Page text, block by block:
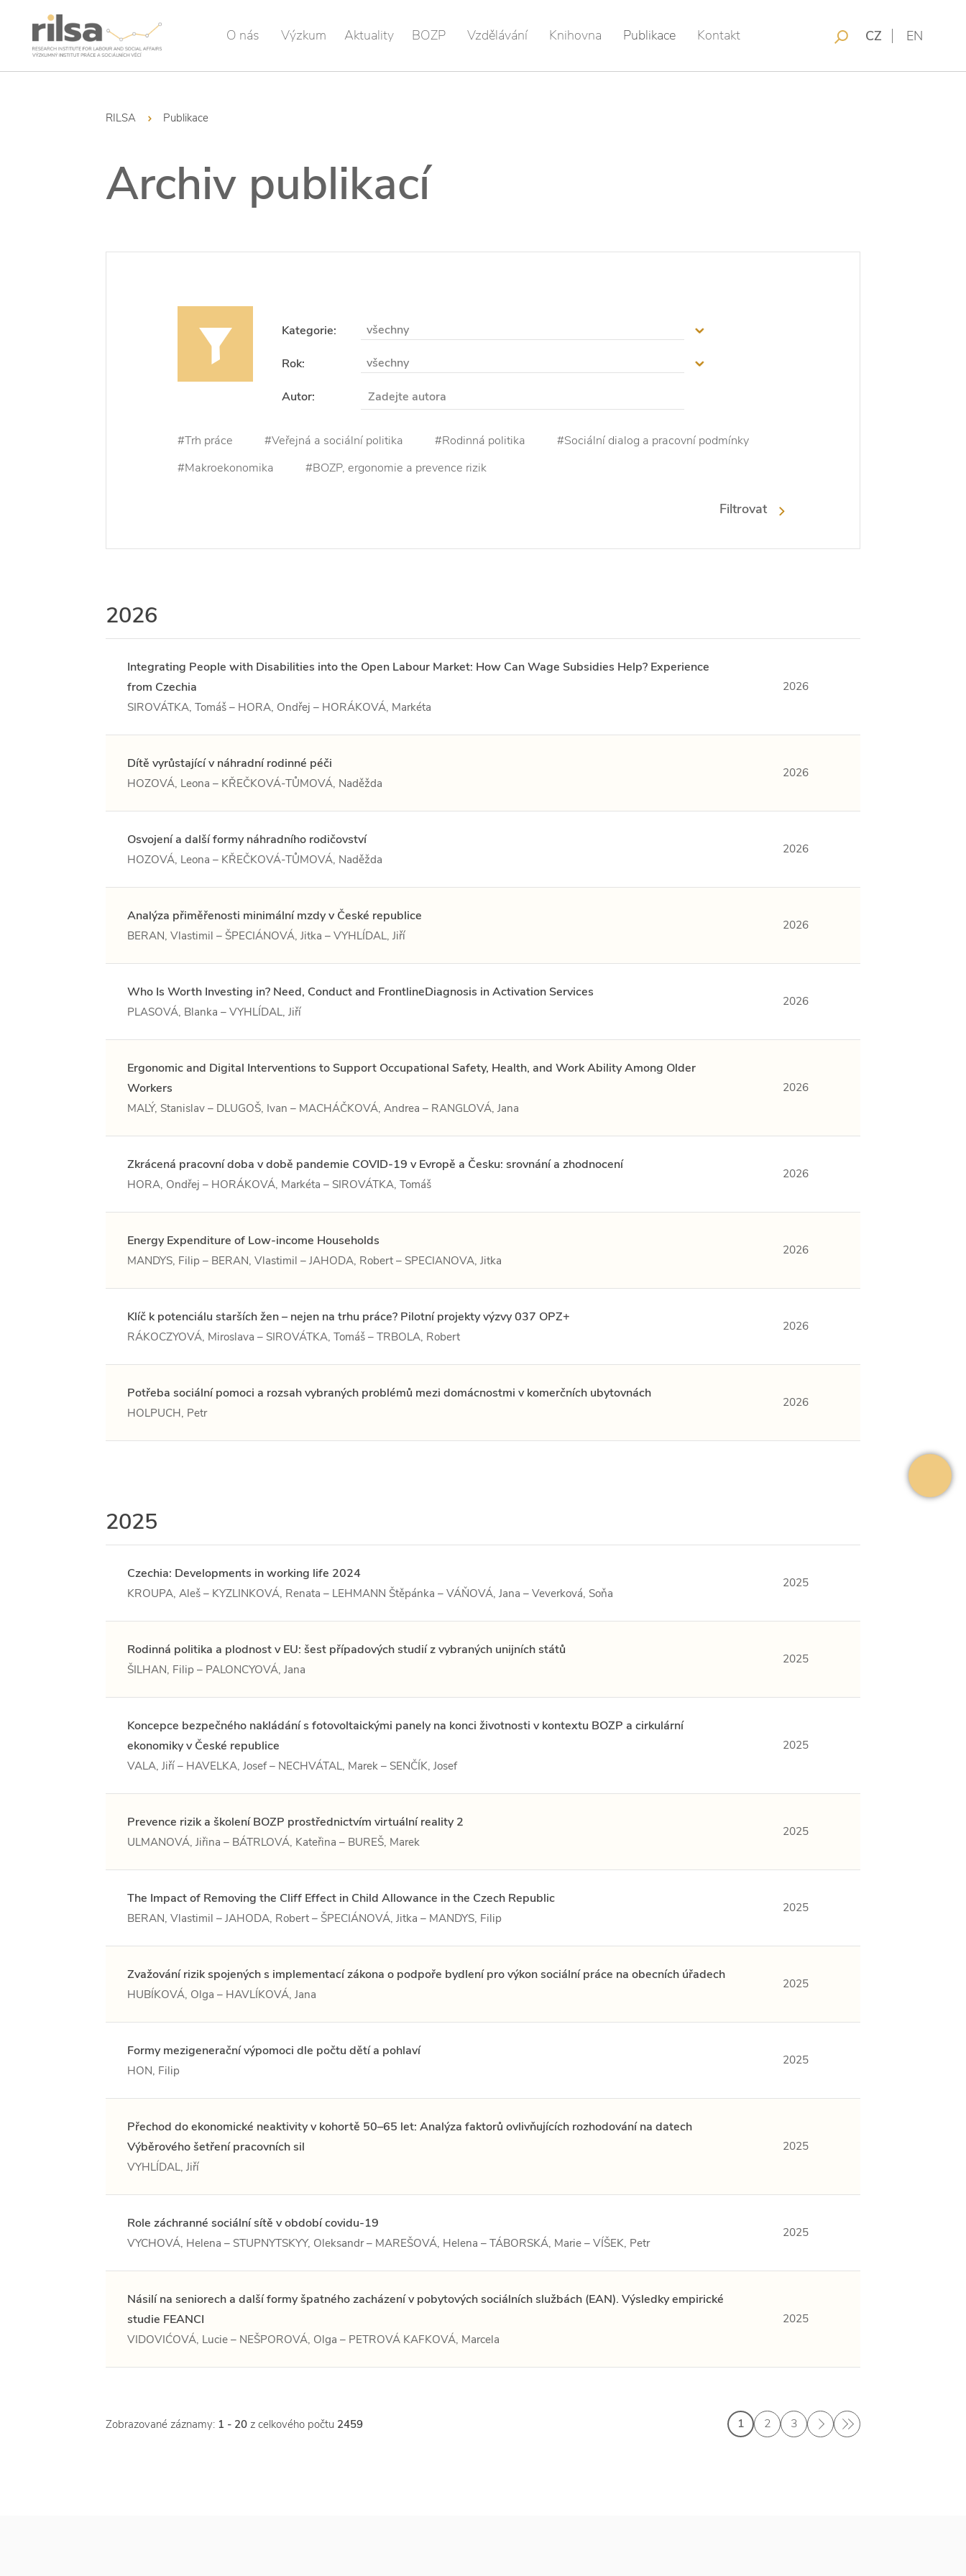
O nás Výzkum Aktuality BOZP Vzdělávání Knihovna Publikace Kontakt CZ EN
RILSA Publikace
Archiv publikací
Kategorie: všechny
Rok: všechny
Autor:
#Trh práce #Veřejná a sociální politika #Rodinná politika
#Sociální dialog a pracovní podmínky
#Makroekonomika
#BOZP, ergonomie a prevence rizik
Filtrovat
2026
Integrating People with Disabilities into the Open Labour Market: How Can Wage Subsidies Help? Experience
from Czechia
SIROVÁTKA, Tomáš – HORA, Ondřej – HORÁKOVÁ, Markéta
2026
Dítě vyrůstající v náhradní rodinné péči
HOZOVÁ, Leona – KŘEČKOVÁ-TŮMOVÁ, Naděžda
2026
Osvojení a další formy náhradního rodičovství
HOZOVÁ, Leona – KŘEČKOVÁ-TŮMOVÁ, Naděžda
2026
Analýza přiměřenosti minimální mzdy v České republice
BERAN, Vlastimil – ŠPECIÁNOVÁ, Jitka – VYHLÍDAL, Jiří
2026
Who Is Worth Investing in? Need, Conduct and FrontlineDiagnosis in Activation Services
PLASOVÁ, Blanka – VYHLÍDAL, Jiří
2026
Ergonomic and Digital Interventions to Support Occupational Safety, Health, and Work Ability Among Older
Workers
MALÝ, Stanislav – DLUGOŠ, Ivan – MACHÁČKOVÁ, Andrea – RANGLOVÁ, Jana
2026
Zkrácená pracovní doba v době pandemie COVID-19 v Evropě a Česku: srovnání a zhodnocení
HORA, Ondřej – HORÁKOVÁ, Markéta – SIROVÁTKA, Tomáš
2026
Energy Expenditure of Low-income Households
MANDYS, Filip – BERAN, Vlastimil – JAHODA, Robert – SPECIANOVA, Jitka
2026
Klíč k potenciálu starších žen – nejen na trhu práce? Pilotní projekty výzvy 037 OPZ+
RÁKOCZYOVÁ, Miroslava – SIROVÁTKA, Tomáš – TRBOLA, Robert
2026
Potřeba sociální pomoci a rozsah vybraných problémů mezi domácnostmi v komerčních ubytovnách
HOLPUCH, Petr
2026
2025
Czechia: Developments in working life 2024
KROUPA, Aleš – KYZLINKOVÁ, Renata – LEHMANN Štěpánka – VÁŇOVÁ, Jana – Veverková, Soňa
2025
Rodinná politika a plodnost v EU: šest případových studií z vybraných unijních států
ŠILHAN, Filip – PALONCYOVÁ, Jana
2025
Koncepce bezpečného nakládání s fotovoltaickými panely na konci životnosti v kontextu BOZP a cirkulární
ekonomiky v České republice
VALA, Jiří – HAVELKA, Josef – NECHVÁTAL, Marek – SENČÍK, Josef
2025
Prevence rizik a školení BOZP prostřednictvím virtuální reality 2
ULMANOVÁ, Jiřina – BÁTRLOVÁ, Kateřina – BUREŠ, Marek
2025
The Impact of Removing the Cliff Effect in Child Allowance in the Czech Republic
BERAN, Vlastimil – JAHODA, Robert – ŠPECIÁNOVÁ, Jitka – MANDYS, Filip
2025
Zvažování rizik spojených s implementací zákona o podpoře bydlení pro výkon sociální práce na obecních úřadech
HUBÍKOVÁ, Olga – HAVLÍKOVÁ, Jana
2025
Formy mezigenerační výpomoci dle počtu dětí a pohlaví
HON, Filip
2025
Přechod do ekonomické neaktivity v kohortě 50–65 let: Analýza faktorů ovlivňujících rozhodování na datech
Výběrového šetření pracovních sil
VYHLÍDAL, Jiří
2025
Role záchranné sociální sítě v období covidu-19
VYCHOVÁ, Helena – STUPNYTSKYY, Oleksandr – MAREŠOVÁ, Helena – TÁBORSKÁ, Marie – VÍŠEK, Petr
2025
Násilí na seniorech a další formy špatného zacházení v pobytových sociálních službách (EAN). Výsledky empirické
studie FEANCI
VIDOVIĆOVÁ, Lucie – NEŠPOROVÁ, Olga – PETROVÁ KAFKOVÁ, Marcela
2025
Zobrazované záznamy: 1 - 20 z celkového počtu 2459 1 2 3